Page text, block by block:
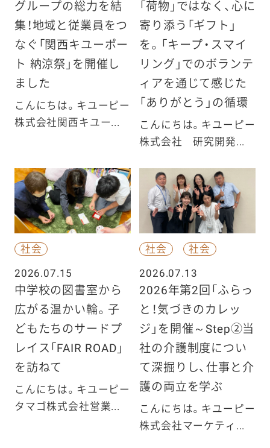
グループの総力を結
集！地域と従業員をつ
なぐ「関西キユーポー
ト 納涼祭」を開催し
ました
こんにちは。キユーピー
株式会社関西キユー...
「荷物」ではなく、心に
寄り添う「ギフト」
を。「キープ・スマイ
リング」でのボランテ
ィアを通じて感じた
「ありがとう」の循環
こんにちは。キユーピー
株式会社 研究開発...
社会
2026.07.15
中学校の図書室から
広がる温かい輪。子
どもたちのサードプ
レイス「FAIR ROAD」
を訪ねて
こんにちは。キユーピー
タマゴ株式会社営業...
社会
社会
2026.07.13
2026年第2回「ふらっ
と！気づきのカレッ
ジ」を開催～Step②当
社の介護制度につい
て深掘りし、仕事と介
護の両立を学ぶ
こんにちは。キユーピー
株式会社マーケティ...